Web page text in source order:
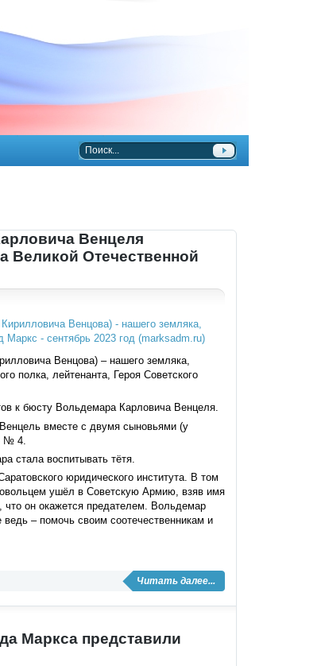
Венцеля
Великой Отечественной
Венцова) – нашего земляка,
полка, лейтенанта, Героя Советского
к бюсту Вольдемара Карловича Венцеля.
вместе с двумя сыновьями (у
№ 4.
стала воспитывать тётя.
юридического института. В том
ушёл в Советскую Армию, взяв имя
он окажется предателем. Вольдемар
– помочь своим соотечественникам и
Читать далее...
Маркса представили